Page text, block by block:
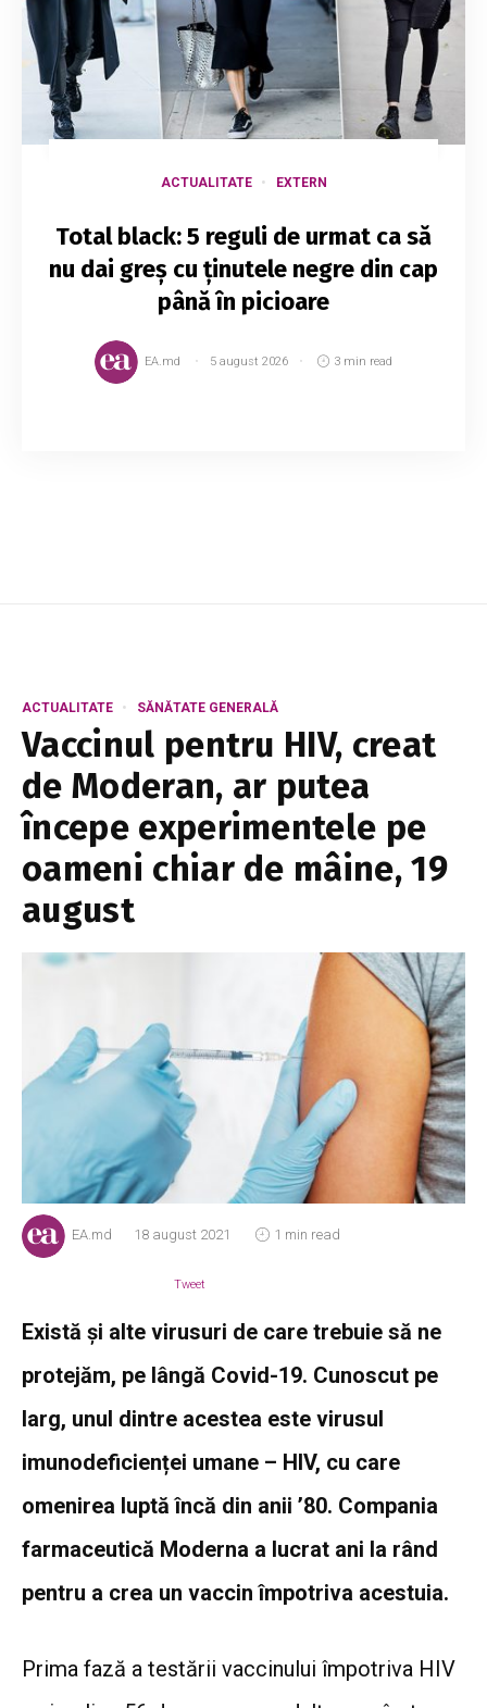
ACTUALITATE EXTERN
Total black: 5 reguli de urmat ca să
nu dai greș cu ținutele negre din cap
până în picioare
EA.md 5 august 2026 3 min read
ACTUALITATE SĂNĂTATE GENERALĂ
Vaccinul pentru HIV, creat
de Moderan, ar putea
începe experimentele pe
oameni chiar de mâine, 19
august
EA.md 18 august 2021 1 min read
Tweet
Există și alte virusuri de care trebuie să ne
protejăm, pe lângă Covid-19. Cunoscut pe
larg, unul dintre acestea este virusul
imunodeficienței umane – HIV, cu care
omenirea luptă încă din anii ’80. Compania
farmaceutică Moderna a lucrat ani la rând
pentru a crea un vaccin împotriva acestuia.
Prima fază a testării vaccinului împotriva HIV